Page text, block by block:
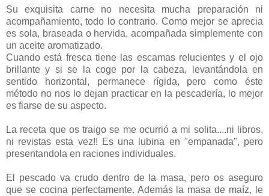
Su exquisita carne no necesita mucha preparación ni
acompañamiento, todo lo contrario. Como mejor se aprecia
es sola, braseada o hervida, acompañada simplemente con
un aceite aromatizado.
Cuando está fresca tiene las escamas relucientes y el ojo
brillante y si se la coge por la cabeza, levantándola en
sentido horizontal, permanece rígida, pero como éste
método no nos lo dejan practicar en la pescadería, lo mejor
es fiarse de su aspecto.
La receta que os traigo se me ocurrió a mi solita....ni libros,
ni revistas esta vez!! Es una lubina en "empanada", pero
presentandola en raciones individuales.
El pescado va crudo dentro de la masa, pero os aseguro
que se cocina perfectamente. Además la masa de maíz, le